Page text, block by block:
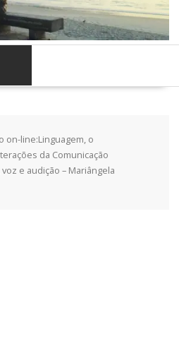
on-line:Linguagem, o
da Comunicação
e audição – Mariângela